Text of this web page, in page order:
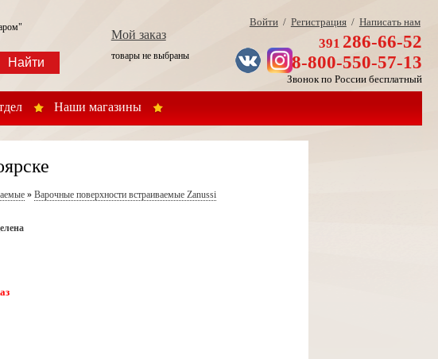
Наши магазины
Найти
Мой заказ
товары не выбраны
Войти/ Регистрация/ Написать нам
391 286-66-52
8-800-550-57-13
Звонок по России бесплатный
»Варочные поверхности встраиваемые Zanussi